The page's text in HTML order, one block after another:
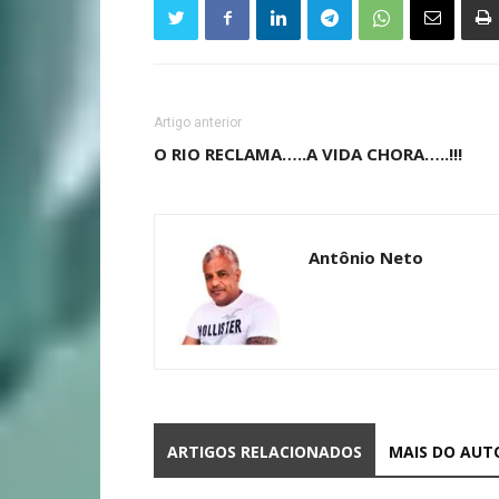
Artigo anterior
O RIO RECLAMA…..A VIDA CHORA…..!!!
Antônio Neto
ARTIGOS RELACIONADOS MAIS DO